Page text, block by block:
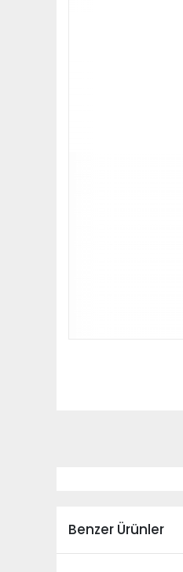
Benzer Ürünler